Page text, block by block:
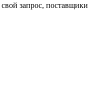
свой запрос, поставщики